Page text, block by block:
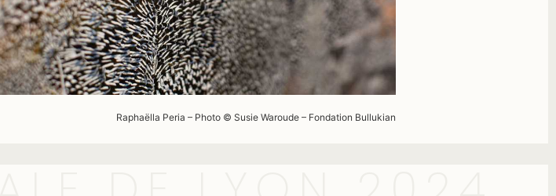
Raphaëlla Peria – Photo © Susie Waroude – Fondation Bullukian